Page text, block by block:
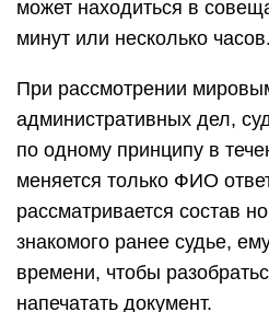
может находиться в
минут или несколько часов.
При рассмотрении
административных дел,
по одному принципу в
меняется только ФИО
рассматривается состав
знакомого ранее судье,
времени, чтобы
напечатать документ.